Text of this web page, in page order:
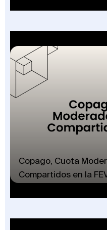
Copago, Cuota
Compartidos en la